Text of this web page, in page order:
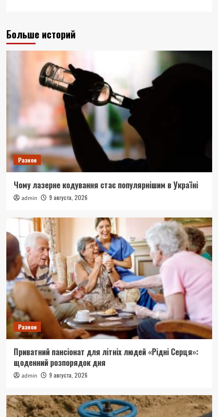
Больше историй
Разное
Чому лазерне кодування стає популярнішим в Україні
admin 9 августа, 2026
Разное
Приватний пансіонат для літніх людей «Рідні Серця»:
щоденний розпорядок дня
admin 9 августа, 2026